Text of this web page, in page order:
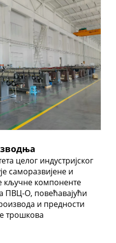
целог индустријског
саморазвијене и
кључне компоненте
ПВЦ-О, повећавајући
и предности
трошкова